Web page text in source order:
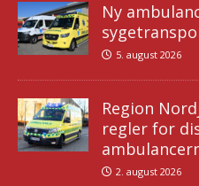
Ny
5. august 2026
Region
regler for
2. august 2026